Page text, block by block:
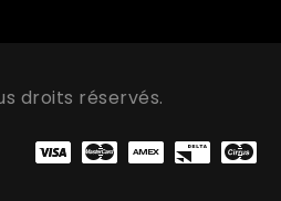
droits réservés.